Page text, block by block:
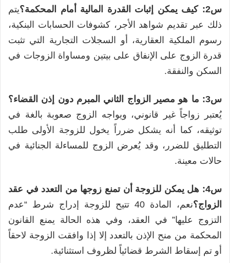
س2: كيف يمكن إثبات القدرة المالية أمام المحكمة؟
يتم
ذلك عبر تقديم شواهد الأجر، كشوفات الحسابات البنكية،
رسوم الملكية العقارية، أو السجلات التجارية التي تثبت
قدرة الزوج على الإنفاق على بيتين ومساواة الزوجات في
السكن والنفقة.
س3: ما هو مصير الزواج الثاني المبرم دون إذن القضاء؟
يُعتبر زواجاً غير قانوني، ويواجه الزوج صعوبة بالغة في
توثيقه، كما أنه يشكل ضرراً يخول للزوجة الأولى طلب
التطليق للضرر، وقد يُعرض الزوج للمساءلة الجنائية في
حالات معينة.
س4: هل يمكن للزوجة أن تمنع زوجها من التعدد في عقد
الزواج؟
نعم، المادة 40 تتيح للزوجة إدراج شرط “عدم
التزوج عليها” في العقد، وفي هذه الحالة يمنع القانون
المحكمة من منح الإذن بالتعدد إلا إذا وافقت الزوجة لاحقاً
أو تم إسقاط الشرط قضائياً لظروف استثنائية.